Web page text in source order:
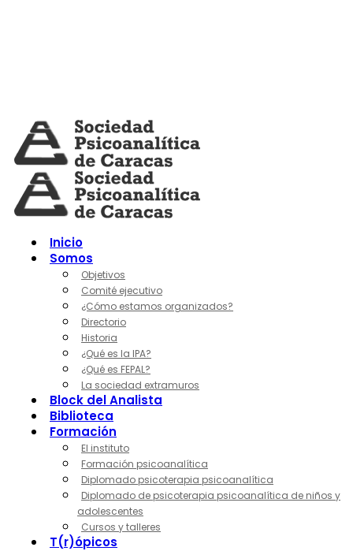
Inicio
Somos
Objetivos
Comité ejecutivo
¿Cómo estamos organizados?
Directorio
Historia
¿Qué es la IPA?
¿Qué es FEPAL?
La sociedad extramuros
Block del Analista
Biblioteca
Formación
El instituto
Formación psicoanalítica
Diplomado psicoterapia psicoanalítica
Diplomado de psicoterapia psicoanalítica de niños y
adolescentes
Cursos y talleres
T(r)ópicos